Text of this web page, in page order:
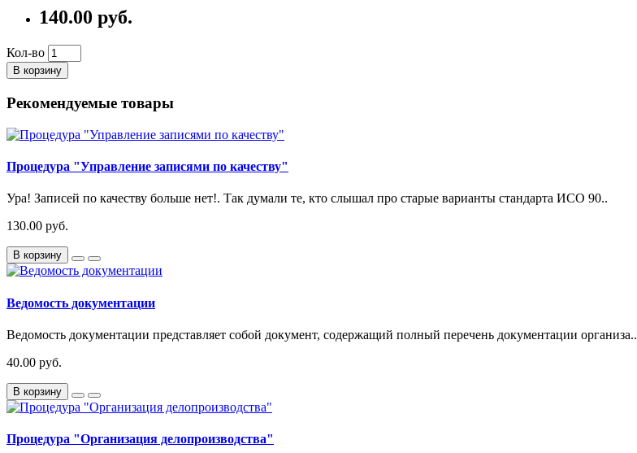
140.00 руб.
Кол-во
В корзину
Рекомендуемые товары
Процедура "Управление записями по качеству"
Ура! Записей по качеству больше нет!. Так думали те, кто слышал про старые варианты стандарта ИСО 90..
130.00 руб.
В корзину
Ведомость документации
Ведомость документации представляет собой документ, содержащий полный перечень документации организа..
40.00 руб.
В корзину
Процедура "Организация делопроизводства"